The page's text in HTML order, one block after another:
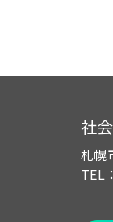
社
札幌
TEL